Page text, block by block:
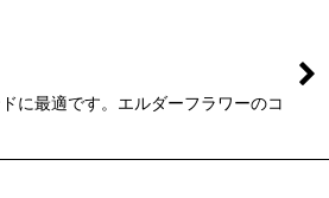
に最適です。エルダーフラワーのコ